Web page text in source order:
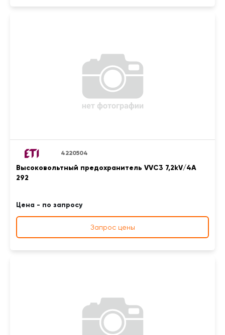
4220504
Высоковольтный предохранитель VVC3 7,2kV/4A
292
Цена - по запросу
Запрос цены